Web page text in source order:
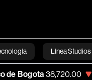
Línea Studios
English-0.21% Apple